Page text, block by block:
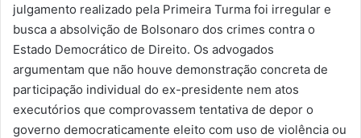
julgamento realizado pela Primeira Turma foi irregular e
busca a absolvição de Bolsonaro dos crimes contra o
Estado Democrático de Direito. Os advogados
argumentam que não houve demonstração concreta de
participação individual do ex-presidente nem atos
executórios que comprovassem tentativa de depor o
governo democraticamente eleito com uso de violência ou